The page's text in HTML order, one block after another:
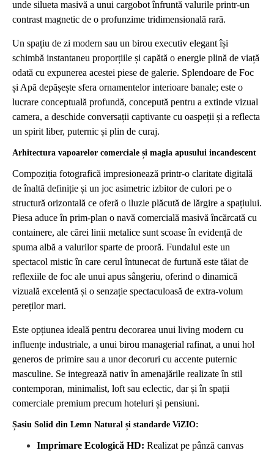
unde silueta masivă a unui cargobot înfruntă valurile printr-un
contrast magnetic de o profunzime tridimensională rară.
Un spațiu de zi modern sau un birou executiv elegant își
schimbă instantaneu proporțiile și capătă o energie plină de viață
odată cu expunerea acestei piese de galerie. Splendoare de Foc
și Apă depășește sfera ornamentelor interioare banale; este o
lucrare conceptuală profundă, concepută pentru a extinde vizual
camera, a deschide conversații captivante cu oaspeții și a reflecta
un spirit liber, puternic și plin de curaj.
Arhitectura vapoarelor comerciale și magia apusului incandescent
Compoziția fotografică impresionează printr-o claritate digitală
de înaltă definiție și un joc asimetric izbitor de culori pe o
structură orizontală ce oferă o iluzie plăcută de lărgire a spațiului.
Piesa aduce în prim-plan o navă comercială masivă încărcată cu
containere, ale cărei linii metalice sunt scoase în evidență de
spuma albă a valurilor sparte de prooră. Fundalul este un
spectacol mistic în care cerul întunecat de furtună este tăiat de
reflexiile de foc ale unui apus sângeriu, oferind o dinamică
vizuală excelentă și o senzație spectaculoasă de extra-volum
pereților mari.
Este opțiunea ideală pentru decorarea unui living modern cu
influențe industriale, a unui birou managerial rafinat, a unui hol
generos de primire sau a unor decoruri cu accente puternic
masculine. Se integrează nativ în amenajările realizate în stil
contemporan, minimalist, loft sau eclectic, dar și în spații
comerciale premium precum hoteluri și pensiuni.
Șasiu Solid din Lemn Natural și standarde ViZIO:
Imprimare Ecologică HD: Realizat pe pânză canvas